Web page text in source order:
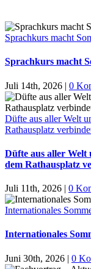
Sprachkurs macht
Sprachkurs macht
Juli 14th, 2026 | 0
Düfte aus aller Welt
Rathausplatz
Düfte aus aller Welt
dem Rathausplatz
Juli 11th, 2026 | 0
Internationales
Internationales
Juni 30th, 2026 | 0